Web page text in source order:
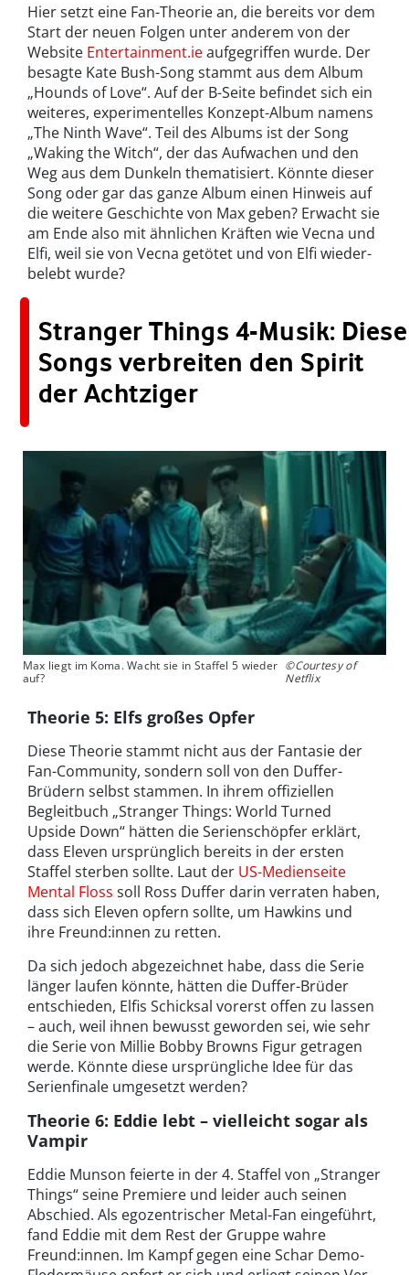
Hier setzt eine Fan-Theorie an, die bereits vor dem
Start der neuen Folgen unter anderem von der
Website Entertainment.ieaufgegriffen wurde. Der
besagte Kate Bush-Song stammt aus dem Album
„Hounds of Love“. Auf der B-Seite befind­et sich ein
weit­eres, experimentelles Konzept-Album namens
„The Ninth Wave“. Teil des Albums ist der Song
„Wak­ing the Witch“, der das Aufwachen und den
Weg aus dem Dunkeln the­ma­tisiert. Kön­nte dieser
Song oder gar das ganze Album einen Hin­weis auf
die weit­ere Geschichte von Max geben? Erwacht sie
am Ende also mit ähn­lichen Kräften wie Vec­na und
Elfi, weil sie von Vec­na getötet und von Elfi wieder­
belebt wurde?
Stranger Things 4-Musik: Diese
Songs verbreiten den Spirit
der Achtziger
Max liegt im Koma. Wacht sie in Staffel 5 wieder
auf?
©Courtesy of
Netflix
Theorie 5: Elfs großes Opfer
Diese Theorie stammt nicht aus der Fantasie der
Fan-Community, sondern soll von den Duffer-
Brüdern selbst stammen. In ihrem offiziellen
Begleitbuch „Stranger Things: World Turned
Upside Down“ hätten die Serienschöpfer erklärt,
dass Eleven ursprünglich bereits in der ersten
Staffel sterben sollte. Laut der US-Medienseite
Mental Floss soll Ross Duffer darin verraten haben,
dass sich Eleven opfern sollte, um Hawkins und
ihre Freund:innen zu retten.
Da sich jedoch abgezeichnet habe, dass die Serie
länger laufen könnte, hätten die Duffer-Brüder
entschieden, Elfis Schicksal vorerst offen zu lassen
– auch, weil ihnen bewusst geworden sei, wie sehr
die Serie von Millie Bobby Browns Figur getragen
werde. Könnte diese ursprüngliche Idee für das
Serienfinale umgesetzt werden?
Theorie 6: Eddie lebt – vielleicht sogar als
Vampir
Eddie Mun­son feierte in der 4. Staffel von „Stranger
Things“ seine Pre­miere und lei­der auch seinen
Abschied. Als egozen­trisch­er Met­al-Fan einge­führt,
fand Eddie mit dem Rest der Gruppe wahre
Freund:innen. Im Kampf gegen eine Schar Demo-